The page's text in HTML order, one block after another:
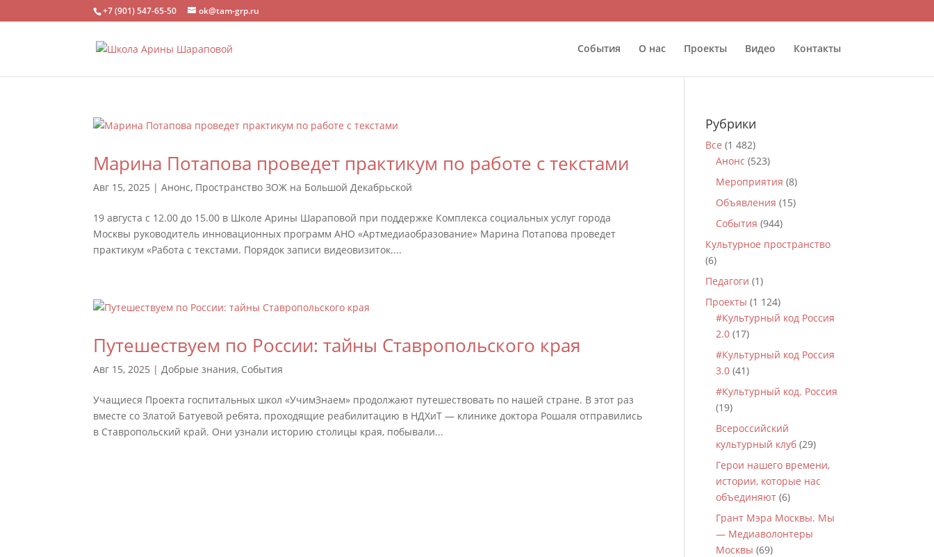
+7 (901) 547-65-50 ok@tam-grp.ru
События О нас Проекты Видео Контакты
Марина Потапова проведет практикум по работе с текстами
Авг 15, 2025 |Анонс, Пространство ЗОЖ на Большой Декабрьской
19 августа с 12.00 до 15.00 в Школе Арины Шараповой при поддержке Комплекса социальных услуг города
Москвы руководитель инновационных программ АНО «Артмедиаобразование» Марина Потапова проведет
практикум «Работа с текстами. Порядок записи видеовизиток....
Путешествуем по России: тайны Ставропольского края
Авг 15, 2025 |Добрые знания, События
Учащиеся Проекта госпитальных школ «УчимЗнаем» продолжают путешествовать по нашей стране. В этот раз
вместе со Златой Батуевой ребята, проходящие реабилитацию в НДХиТ — клинике доктора Рошаля отправились
в Ставропольский край. Они узнали историю столицы края, побывали...
Рубрики
Все (1 482)
Анонс (523)
Мероприятия (8)
Объявления (15)
События (944)
Культурное пространство
(6)
Педагоги (1)
Проекты (1 124)
#Культурный код Россия
2.0 (17)
#Культурный код Россия
3.0 (41)
#Культурный код. Россия
(19)
Всероссийский
культурный клуб (29)
Герои нашего времени,
истории, которые нас
объединяют (6)
Грант Мэра Москвы. Мы
— Медиаволонтеры
Москвы (69)